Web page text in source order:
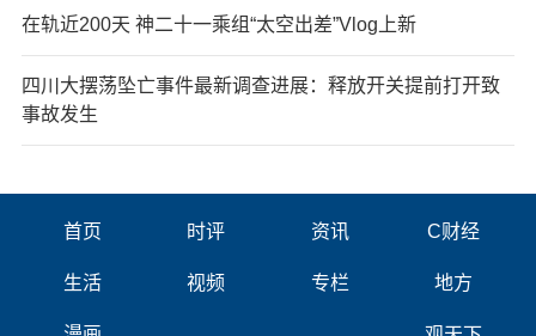
在轨近200天 神二十一乘组“太空出差”Vlog上新
四川大摆荡坠亡事件最新调查进展：释放开关提前打开致
事故发生
首页 时评 资讯 C财经
生活 视频 专栏 地方